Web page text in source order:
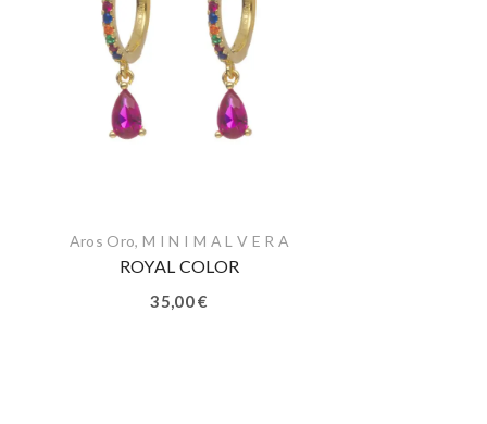
Aros Oro,M I N I M A L V E R A
ROYAL COLOR
35,00€